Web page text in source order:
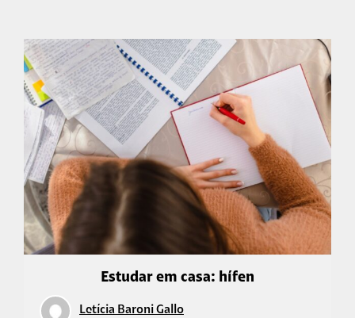
Estudar em casa: hífen
Letícia Baroni Gallo